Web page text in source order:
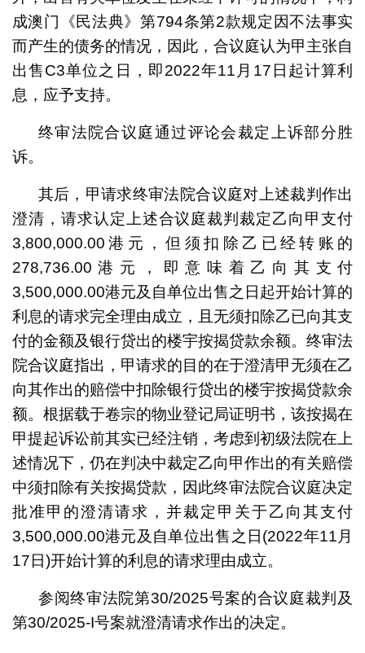
成澳门《民法典》第794条第2款规定因不法事实
而产生的债务的情况，因此，合议庭认为甲主张自
出售C3单位之日，即2022年11月17日起计算利
息，应予支持。
终审法院合议庭通过评论会裁定上诉部分胜
诉。
其后，甲请求终审法院合议庭对上述裁判作出
澄清，请求认定上述合议庭裁判裁定乙向甲支付
3,800,000.00港元，但须扣除乙已经转账的
278,736.00港元，即意味着乙向其支付
3,500,000.00港元及自单位出售之日起开始计算的
利息的请求完全理由成立，且无须扣除乙已向其支
付的金额及银行贷出的楼宇按揭贷款余额。终审法
院合议庭指出，甲请求的目的在于澄清甲无须在乙
向其作出的赔偿中扣除银行贷出的楼宇按揭贷款余
额。根据载于卷宗的物业登记局证明书，该按揭在
甲提起诉讼前其实已经注销，考虑到初级法院在上
述情况下，仍在判决中裁定乙向甲作出的有关赔偿
中须扣除有关按揭贷款，因此终审法院合议庭决定
批准甲的澄清请求，并裁定甲关于乙向其支付
3,500,000.00港元及自单位出售之日(2022年11月
17日)开始计算的利息的请求理由成立。
参阅终审法院第30/2025号案的合议庭裁判及
第30/2025-I号案就澄清请求作出的决定。